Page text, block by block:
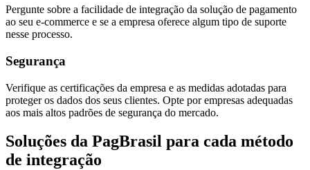
Pergunte sobre a facilidade de integração da solução de pagamento
ao seu e-commerce e se a empresa oferece algum tipo de suporte
nesse processo.
Segurança
Verifique as certificações da empresa e as medidas adotadas para
proteger os dados dos seus clientes. Opte por empresas adequadas
aos mais altos padrões de segurança do mercado.
Soluções da PagBrasil para cada método
de integração